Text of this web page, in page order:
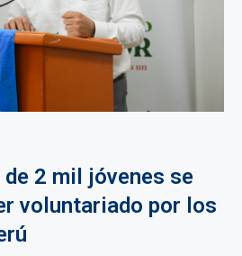
de 2 mil jóvenes se
voluntariado por los